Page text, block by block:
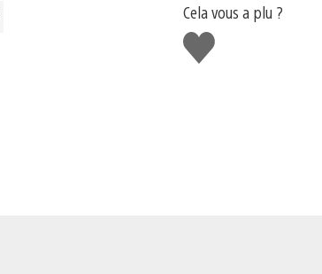
Cela vous a plu ?
J'aime